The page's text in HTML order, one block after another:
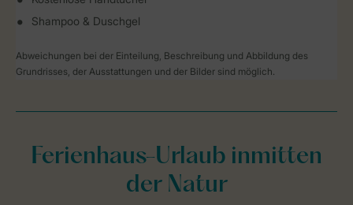
Shampoo & Duschgel
Abweichungen bei der Einteilung, Beschreibung und Abbildung des
Grundrisses, der Ausstattungen und der Bilder sind möglich.
Ferienhaus-Urlaub inmitten
der Natur